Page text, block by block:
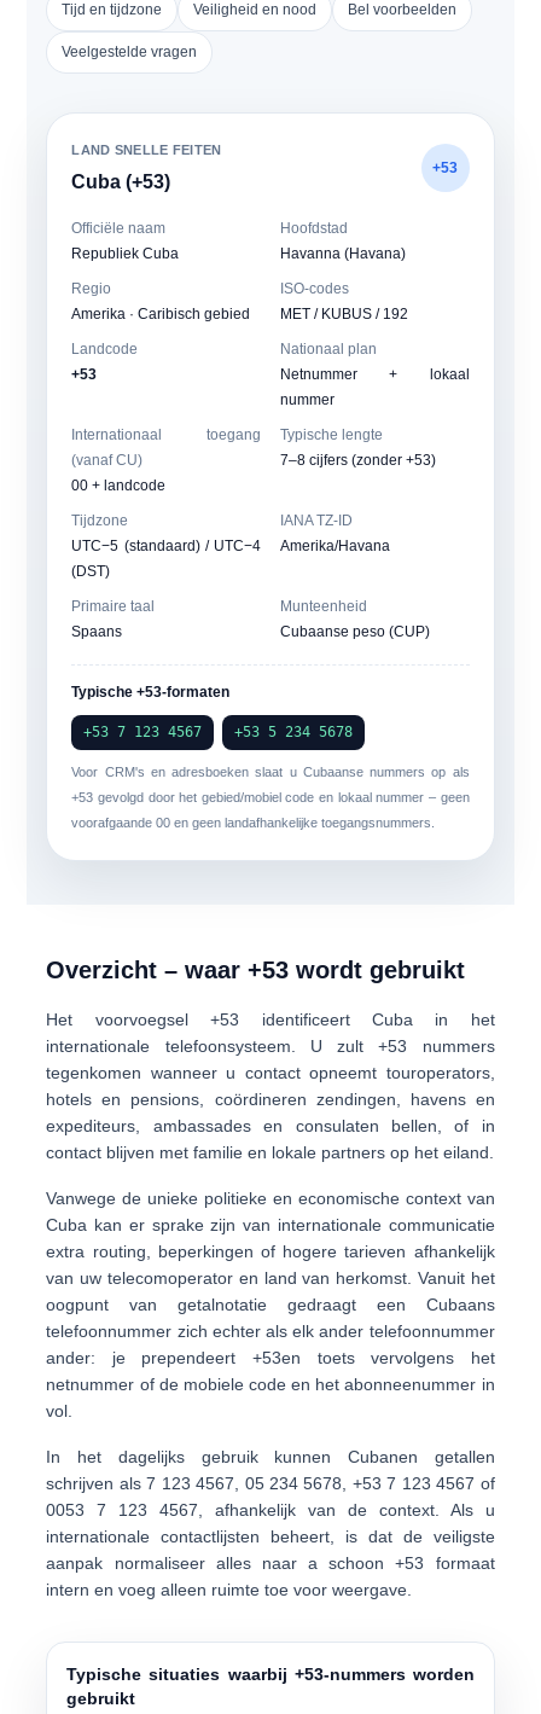
Tijd en tijdzone Veiligheid en nood Bel voorbeelden
Veelgestelde vragen
LAND SNELLE FEITEN
Cuba (+53)
+53
Officiële naam
Republiek Cuba
Hoofdstad
Havanna (Havana)
Regio
Amerika · Caribisch gebied
ISO-codes
MET / KUBUS / 192
Landcode
+53
Nationaal plan
Netnummer + lokaal
nummer
Internationaal toegang
(vanaf CU)
00 + landcode
Typische lengte
7–8 cijfers (zonder +53)
Tijdzone
UTC−5 (standaard) / UTC−4
(DST)
IANA TZ-ID
Amerika/Havana
Primaire taal
Spaans
Munteenheid
Cubaanse peso (CUP)
Typische +53-formaten
+53 7 123 4567 +53 5 234 5678
Voor CRM's en adresboeken slaat u Cubaanse nummers op als
+53 gevolgd door het gebied/mobiel code en lokaal nummer – geen
voorafgaande 00 en geen landafhankelijke toegangsnummers.
Overzicht – waar +53 wordt gebruikt
Het voorvoegsel+53 identificeert Cuba in het
internationale telefoonsysteem. U zult +53 nummers
tegenkomen wanneer u contact opneemt touroperators,
hotels en pensions , coördineren zendingen, havens en
expediteurs , ambassades en consulaten bellen, of in
contact blijven met familie en lokale partners op het eiland.
Vanwege de unieke politieke en economische context van
Cuba kan er sprake zijn van internationale communicatie
extra routing, beperkingen of hogere tarieven afhankelijk
van uw telecomoperator en land van herkomst. Vanuit het
oogpunt van getalnotatie gedraagt een Cubaans
telefoonnummer zich echter als elk ander telefoonnummer
ander: je prependeert +53en toets vervolgens het
netnummer of de mobiele code en het abonneenummer in
vol.
In het dagelijks gebruik kunnen Cubanen getallen
schrijven als7 123 4567 05 234 5678 +53 7 123 4567 of
0053 7 123 4567 , afhankelijk van de context. Als u
internationale contactlijsten beheert, is dat de veiligste
aanpak normaliseer alles naar a schoon +53 formaat
intern en voeg alleen ruimte toe voor weergave.
Typische situaties waarbij +53-nummers worden
gebruikt